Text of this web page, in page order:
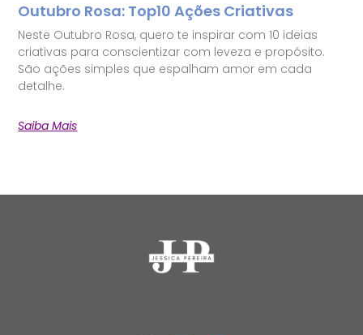
Outubro Rosa: Top10 Ações Criativas
Neste Outubro Rosa, quero te inspirar com 10 ideias
criativas para conscientizar com leveza e propósito.
São ações simples que espalham amor em cada
detalhe.
Saiba Mais